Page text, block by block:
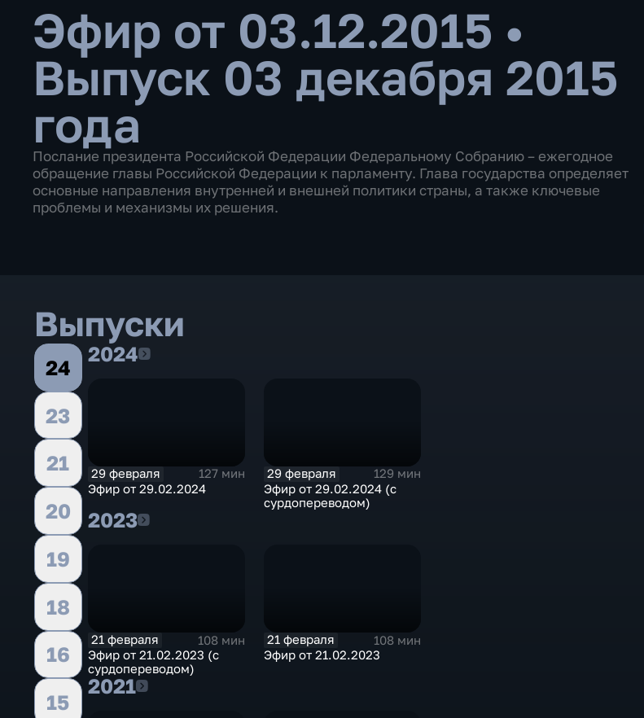
Эфир от 03.12.2015 •
Выпуск 03 декабря 2015
года
Послание президента Российской Федерации Федеральному Собранию – ежегодное
обращение главы Российской Федерации к парламенту. Глава государства определяет
основные направления внутренней и внешней политики страны, а также ключевые
проблемы и механизмы их решения.
Выпуски
24
23
21
20
19
18
16
15
20242024
29 февраля
127 мин
Эфир от 29.02.2024
29 февраля
129 мин
Эфир от 29.02.2024 (с
сурдопереводом)
20232023
21 февраля
108 мин
Эфир от 21.02.2023 (с
сурдопереводом)
21 февраля
108 мин
Эфир от 21.02.2023
20212021